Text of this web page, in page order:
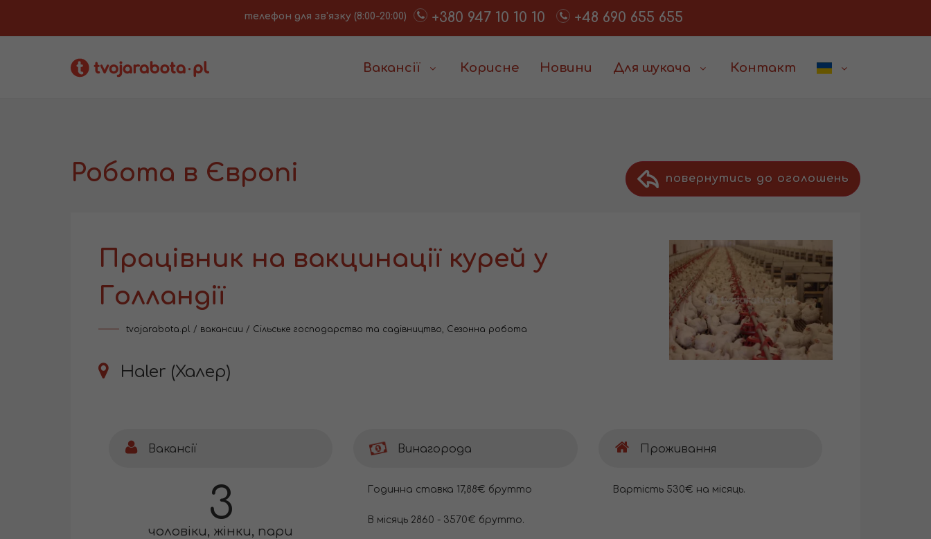
телефон для зв'язку (8:00-20:00) +380 947 10 10 10 +48 690 655 655
Вакансії Корисне Новини Для шукача Контакт
повернутись до оголошень
Робота в Європі
Працівник на вакцинації курей у
Голландії
tvojarabota.pl / вакансии / Сільське господарство та садівництво, Сезонна робота
Haler (Халер)
Вакансії
3
чоловіки, жінки, пари
Винагорода
Годинна ставка 17,88€ брутто
В місяць 2860 - 3570€ брутто.
Проживання
Вартість 530€ на місяць.